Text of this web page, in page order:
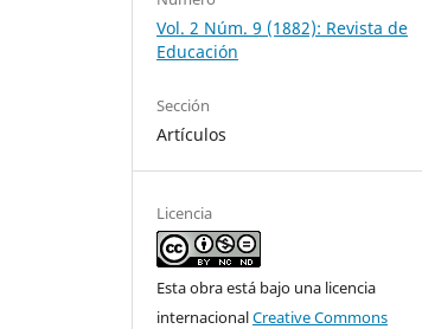
Vol. 2 Núm. 9 (1882): Revista de
Educación
Sección
Artículos
Licencia
Esta obra está bajo una licencia
internacionalCreative Commons